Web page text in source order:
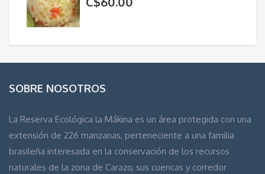
SOBRE NOSOTROS
La Reserva Ecológica la Mákina es un área protegida con una
extensión de 226 manzanas, perteneciente a una familia
brasileña interesada en la conservación de los recursos
naturales de la zona de Carazo, sus cuencas y corredor